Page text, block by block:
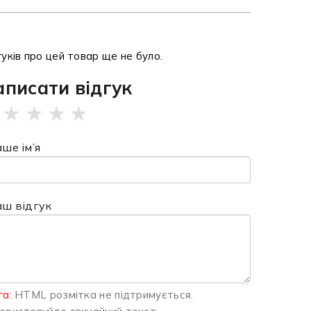
про цей товар ще не було.
відгук
★ ★ ★ ★
ім’я
відгук
HTML розмітка не підтримується.